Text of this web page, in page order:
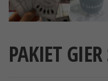
PAKIET